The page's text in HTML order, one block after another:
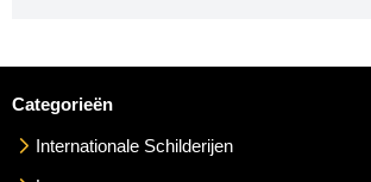
Categorieën
Internationale Schilderijen